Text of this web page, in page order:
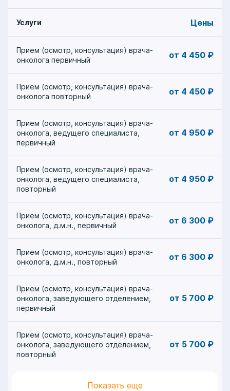
Услуги Цены
Прием (осмотр, консультация) врача-
онколога первичный
от 4 450 ₽
Прием (осмотр, консультация) врача-
онколога повторный
от 4 450 ₽
Прием (осмотр, консультация) врача-
онколога, ведущего специалиста,
первичный
от 4 950 ₽
Прием (осмотр, консультация) врача-
онколога, ведущего специалиста,
повторный
от 4 950 ₽
Прием (осмотр, консультация) врача-
онколога, д.м.н., первичный
от 6 300 ₽
Прием (осмотр, консультация) врача-
онколога, д.м.н., повторный
от 6 300 ₽
Прием (осмотр, консультация) врача-
онколога, заведующего отделением,
первичный
от 5 700 ₽
Прием (осмотр, консультация) врача-
онколога, заведующего отделением,
повторный
от 5 700 ₽
Показать еще